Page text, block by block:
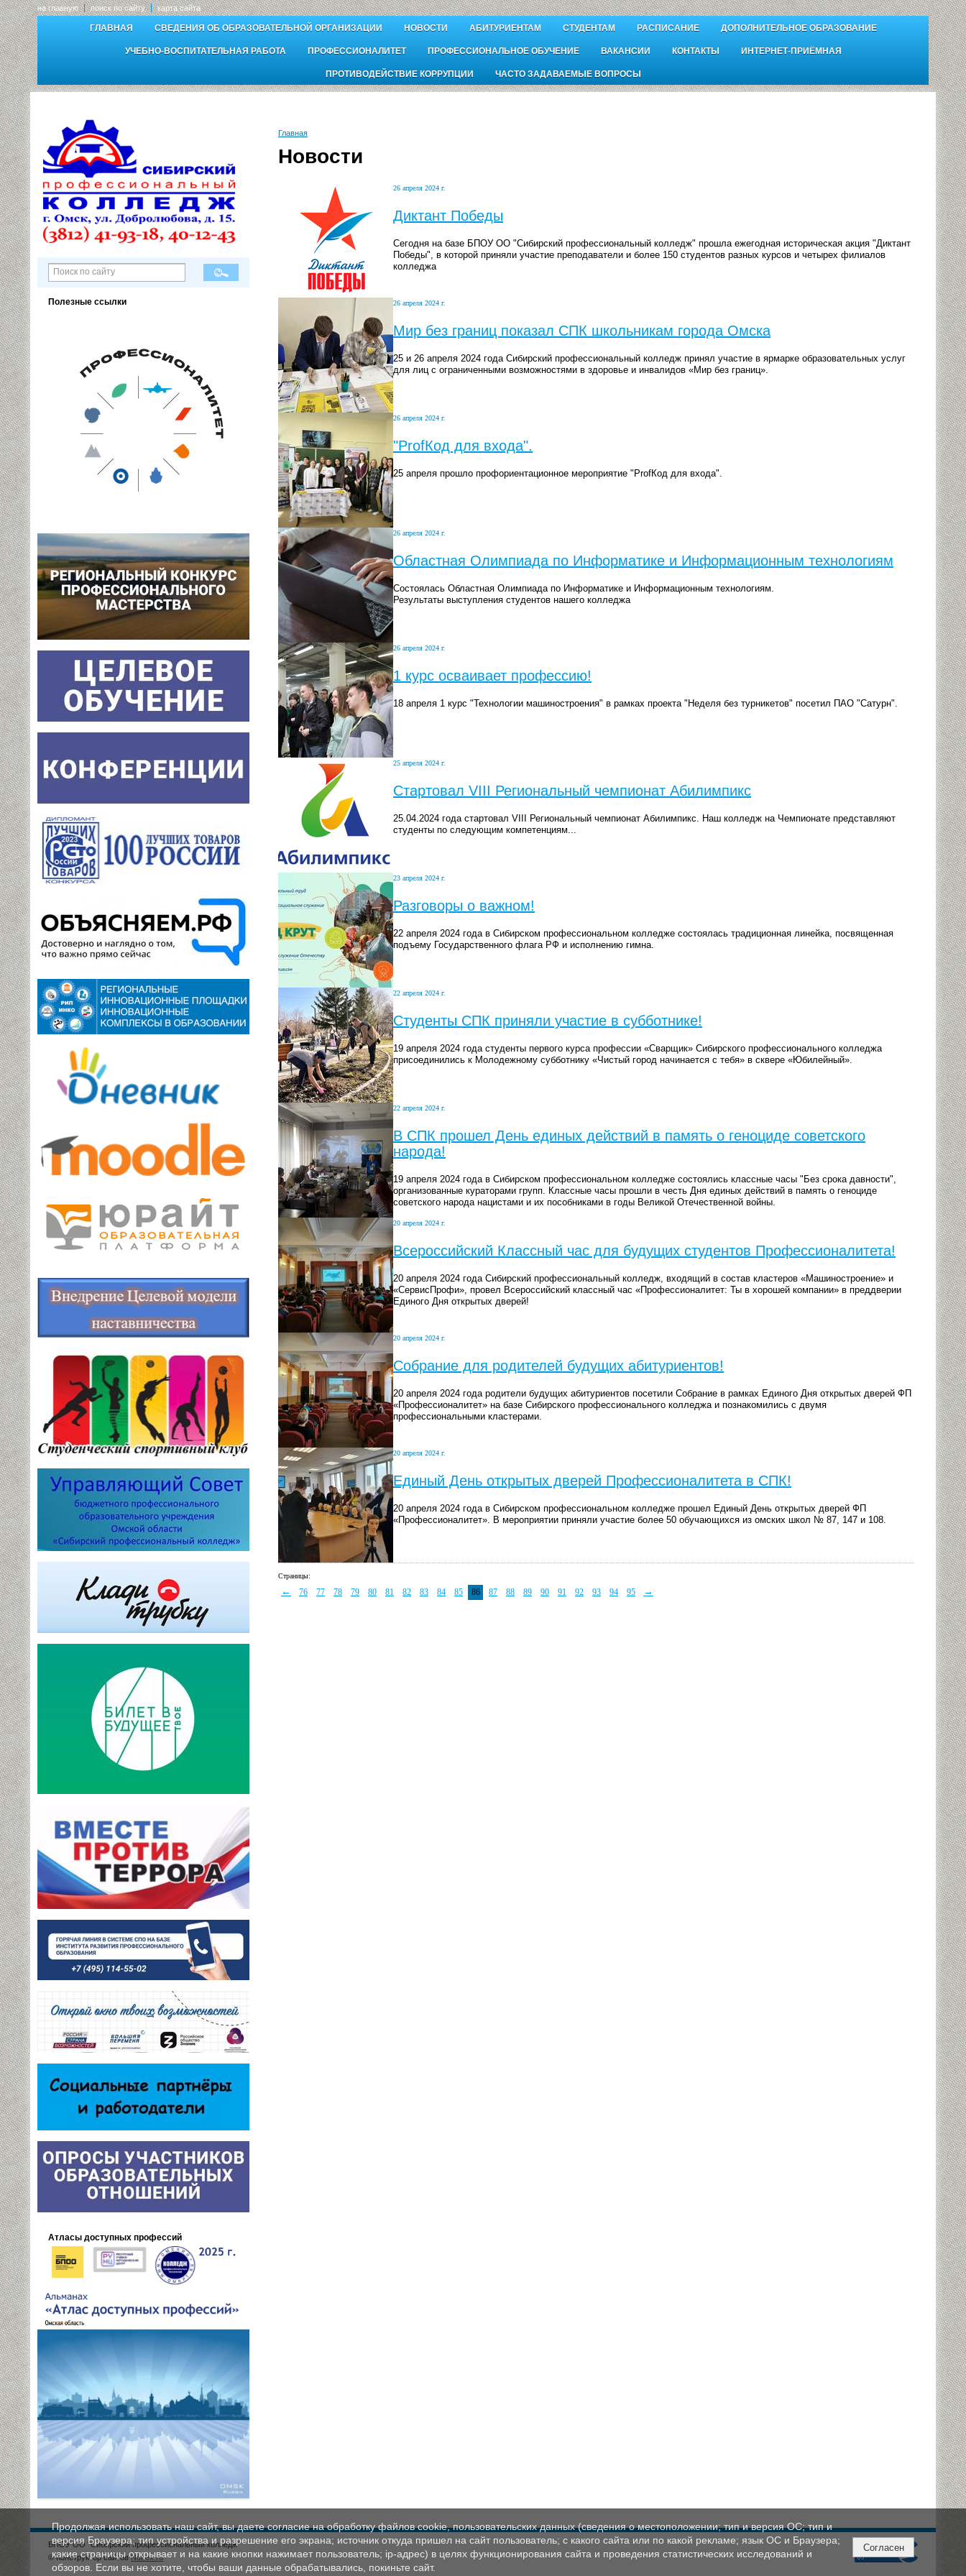
на главную поиск по сайту карта сайта
ГЛАВНАЯ СВЕДЕНИЯ ОБ ОБРАЗОВАТЕЛЬНОЙ ОРГАНИЗАЦИИ НОВОСТИ АБИТУРИЕНТАМ СТУДЕНТАМ РАСПИСАНИЕ ДОПОЛНИТЕЛЬНОЕ ОБРАЗОВАНИЕ
УЧЕБНО-ВОСПИТАТЕЛЬНАЯ РАБОТА ПРОФЕССИОНАЛИТЕТ ПРОФЕССИОНАЛЬНОЕ ОБУЧЕНИЕ ВАКАНСИИ КОНТАКТЫ ИНТЕРНЕТ-ПРИЁМНАЯ
ПРОТИВОДЕЙСТВИЕ КОРРУПЦИИ ЧАСТО ЗАДАВАЕМЫЕ ВОПРОСЫ
Полезные ссылки
Атласы доступных профессий
Главная
Новости
26 апреля 2024 г.
Диктант Победы
Сегодня на базе БПОУ ОО "Сибирский профессиональный колледж" прошла ежегодная историческая акция "Диктант
Победы", в которой приняли участие преподаватели и более 150 студентов разных курсов и четырех филиалов
колледжа
26 апреля 2024 г.
Мир без границ показал СПК школьникам города Омска
25 и 26 апреля 2024 года Сибирский профессиональный колледж принял участие в ярмарке образовательных услуг
для лиц с ограниченными возможностями в здоровье и инвалидов «Мир без границ».
26 апреля 2024 г.
"ProfКод для входа".
25 апреля прошло профориентационное мероприятие "ProfКод для входа".
26 апреля 2024 г.
Областная Олимпиада по Информатике и Информационным технологиям
Состоялась Областная Олимпиада по Информатике и Информационным технологиям.
Результаты выступления студентов нашего колледжа
26 апреля 2024 г.
1 курс осваивает профессию!
18 апреля 1 курс "Технологии машиностроения" в рамках проекта "Неделя без турникетов" посетил ПАО "Сатурн".
25 апреля 2024 г.
Стартовал VIII Региональный чемпионат Абилимпикс
25.04.2024 года стартовал VIII Региональный чемпионат Абилимпикс. Наш колледж на Чемпионате представляют
студенты по следующим компетенциям...
23 апреля 2024 г.
Разговоры о важном!
22 апреля 2024 года в Сибирском профессиональном колледже состоялась традиционная линейка, посвященная
подъему Государственного флага РФ и исполнению гимна.
22 апреля 2024 г.
Студенты СПК приняли участие в субботнике!
19 апреля 2024 года студенты первого курса профессии «Сварщик» Сибирского профессионального колледжа
присоединились к Молодежному субботнику «Чистый город начинается с тебя» в сквере «Юбилейный».
22 апреля 2024 г.
В СПК прошел День единых действий в память о геноциде советского
народа!
19 апреля 2024 года в Сибирском профессиональном колледже состоялись классные часы "Без срока давности",
организованные кураторами групп. Классные часы прошли в честь Дня единых действий в память о геноциде
советского народа нацистами и их пособниками в годы Великой Отечественной войны.
20 апреля 2024 г.
Всероссийский Классный час для будущих студентов Профессионалитета!
20 апреля 2024 года Сибирский профессиональный колледж, входящий в состав кластеров «Машиностроение» и
«СервисПрофи», провел Всероссийский классный час «Профессионалитет: Ты в хорошей компании» в преддверии
Единого Дня открытых дверей!
20 апреля 2024 г.
Собрание для родителей будущих абитуриентов!
20 апреля 2024 года родители будущих абитуриентов посетили Собрание в рамках Единого Дня открытых дверей ФП
«Профессионалитет» на базе Сибирского профессионального колледжа и познакомились с двумя
профессиональными кластерами.
20 апреля 2024 г.
Единый День открытых дверей Профессионалитета в СПК!
20 апреля 2024 года в Сибирском профессиональном колледже прошел Единый День открытых дверей ФП
«Профессионалитет». В мероприятии приняли участие более 50 обучающихся из омских школ № 87, 147 и 108.
Страницы:
← 76 77 78 79 80 81 82 83 84 85 86 87 88 89 90 91 92 93 94 95 →
БПОУ ОО "Сибирский профессиональный колледж"
© Конструктор сайтовNubex.ru
Продолжая использовать наш сайт, вы даете согласие на обработку файлов cookie, пользовательских данных (сведения о местоположении; тип и версия ОС; тип и
версия Браузера; тип устройства и разрешение его экрана; источник откуда пришел на сайт пользователь; с какого сайта или по какой рекламе; язык ОС и Браузера;
какие страницы открывает и на какие кнопки нажимает пользователь; ip-адрес) в целях функционирования сайта и проведения статистических исследований и
обзоров. Если вы не хотите, чтобы ваши данные обрабатывались, покиньте сайт.
Согласен